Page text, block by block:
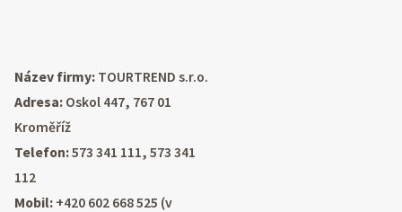
Název firmy: TOURTREND s.r.o.
Adresa: Oskol 447, 767 01
Kroměříž
Telefon:573 341 111, 573 341
112
Mobil: +420 602 668 525 (v